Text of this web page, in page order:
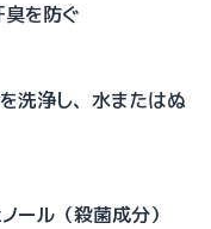
を防ぐ
洗浄し、水またはぬ
ール（殺菌成分）